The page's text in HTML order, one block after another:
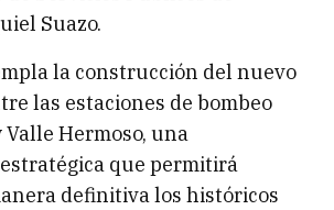
Suazo.
la construcción del nuevo
las estaciones de bombeo
Valle Hermoso, una
que permitirá
definitiva los históricos